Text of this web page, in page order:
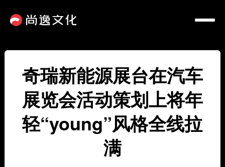
奇瑞新能源展台在汽车
展览会活动策划上将年
轻“young”风格全线拉
满